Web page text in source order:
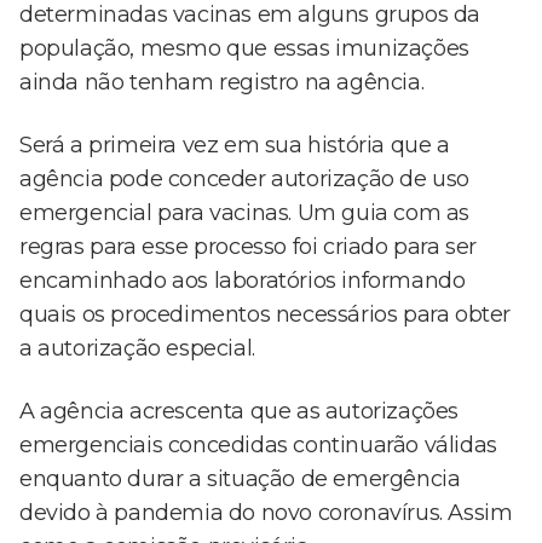
determinadas vacinas em alguns grupos da
população, mesmo que essas imunizações
ainda não tenham registro na agência.
Será a primeira vez em sua história que a
agência pode conceder autorização de uso
emergencial para vacinas. Um guia com as
regras para esse processo foi criado para ser
encaminhado aos laboratórios informando
quais os procedimentos necessários para obter
a autorização especial.
A agência acrescenta que as autorizações
emergenciais concedidas continuarão válidas
enquanto durar a situação de emergência
devido à pandemia do novo coronavírus. Assim